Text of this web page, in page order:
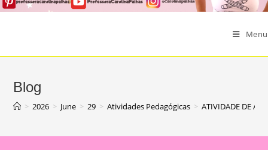
Menu
Blog
> 2026 > June > 29 > Atividades Pedagógicas > ATIVIDADE DE